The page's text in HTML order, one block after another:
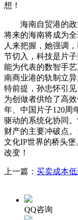
想！
海南自贸港的政
将来的海南将成为
人来把握，她强调
节切入，科技是片
能为代表的数智手
南商业港的轨制立
特前提，孙忠怀引
为创做者供给了高
年、中国片子120周
驱动的系统化协同
财产的主要冲破点
文化IP世界的桥头
改变！
上一篇： 买卖成本
QQ咨询